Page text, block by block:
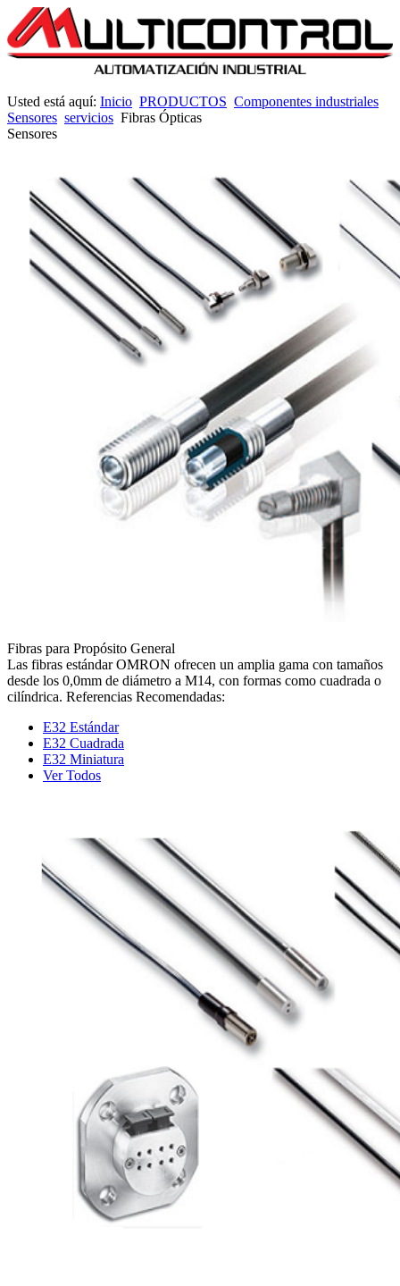
Usted está aquí: Inicio PRODUCTOS Componentes industriales
Sensores servicios Fibras Ópticas
Sensores
Fibras para Propósito General
Las fibras estándar OMRON ofrecen un amplia gama con tamaños
desde los 0,0mm de diámetro a M14, con formas como cuadrada o
cilíndrica. Referencias Recomendadas:
E32 Estándar
E32 Cuadrada
E32 Miniatura
Ver Todos